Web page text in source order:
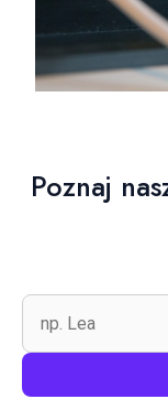
Poznaj